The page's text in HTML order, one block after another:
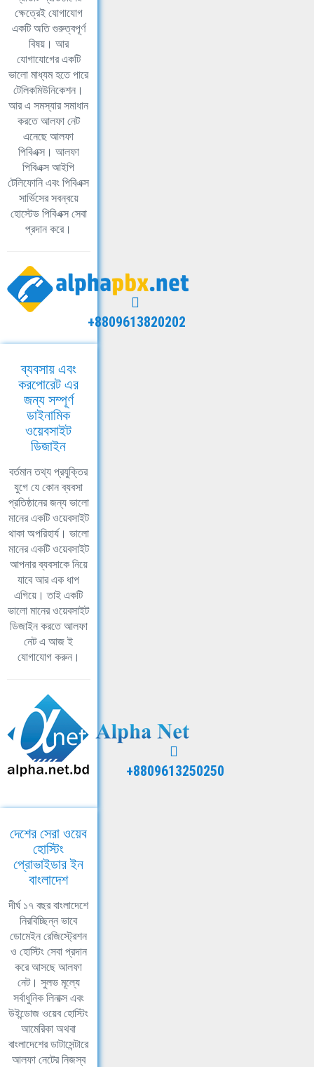
ক্ষেত্রেই যোগাযোগ
একটি অতি গুরুত্বপূর্ণ
বিষয়। আর
যোগাযোগের একটি
ভালো মাধ্যম হতে পারে
টেলিকমিউনিকেশন।
আর এ সমস্যার সমাধান
করতে আলফা নেট
এনেছে আলফা
পিবিএক্স। আলফা
পিবিএক্স আইপি
টেলিফোনি এবং পিবিএক্স
সার্ভিসের সবন্বয়ে
হোস্টেড পিবিএক্স সেবা
প্রদান করে।
+8809613820202
ব্যবসায় এবং
করপোরেট এর
জন্য সম্পূর্ণ
ডাইনামিক
ওয়েবসাইট
ডিজাইন
বর্তমান তথ্য প্রযুক্তির
যুগে যে কোন ব্যবসা
প্রতিষ্ঠানের জন্য ভালো
মানের একটি ওয়েবসাইট
থাকা অপরিহার্য। ভালো
মানের একটি ওয়েবসাইট
আপনার ব্যবসাকে নিয়ে
যাবে আর এক ধাপ
এগিয়ে। তাই একটি
ভালো মানের ওয়েবসাইট
ডিজাইন করতে আলফা
নেট এ আজ ই
যোগাযোগ করুন।
+8809613250250
দেশের সেরা ওয়েব
হোস্টিং
প্রোভাইডার ইন
বাংলাদেশ
দীর্ঘ ১৭ বছর বাংলাদেশে
নিরবিচ্ছিন্ন ভাবে
ডোমেইন রেজিস্ট্রেশন
ও হোস্টিং সেবা প্রদান
করে আসছে আলফা
নেট। সুলভ মূল্যে
সর্বাধুনিক লিনাক্স এবং
উইন্ডোজ ওয়েব হোস্টিং
আমেরিকা অথবা
বাংলাদেশের ডাটাসেন্টারে
আলফা নেটের নিজস্ব